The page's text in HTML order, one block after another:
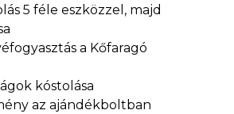
5 féle eszközzel, majd
a Kőfaragó
kóstolása
az ajándékboltban